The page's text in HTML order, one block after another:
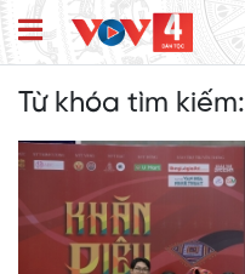
Từ khóa tìm kiếm: